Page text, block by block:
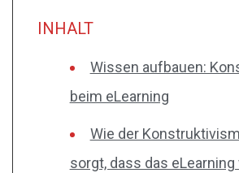
INHALT
Wissen aufbauen:
beim eLearning
Wie der
sorgt, dass das